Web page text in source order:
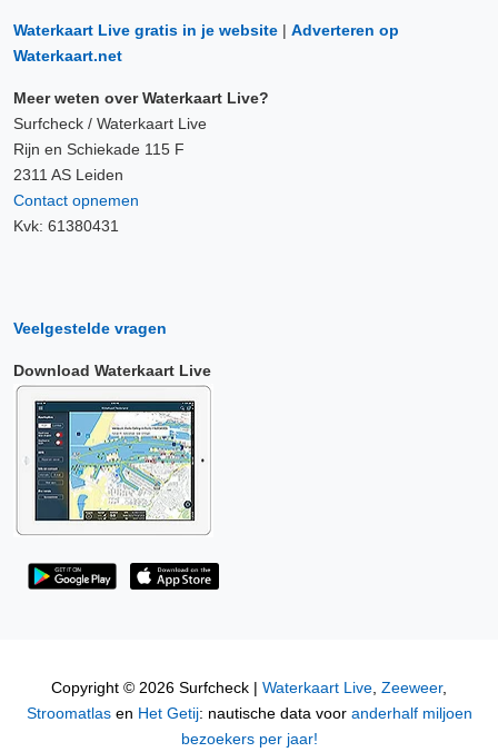
Waterkaart Live gratis in je website | Adverteren op
Waterkaart.net
Meer weten over Waterkaart Live?
Surfcheck / Waterkaart Live
Rijn en Schiekade 115 F
2311 AS Leiden
Contact opnemen
Kvk: 61380431
Veelgestelde vragen
Download Waterkaart Live
Copyright © 2026 Surfcheck | Waterkaart Live, Zeeweer,
Stroomatlasen Het Getij: nautische data voor anderhalf miljoen
bezoekers per jaar!